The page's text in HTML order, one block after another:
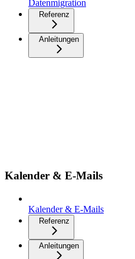
Datenmigration
Referenz
Anleitungen
Kalender & E-Mails
Kalender & E-Mails
Referenz
Anleitungen